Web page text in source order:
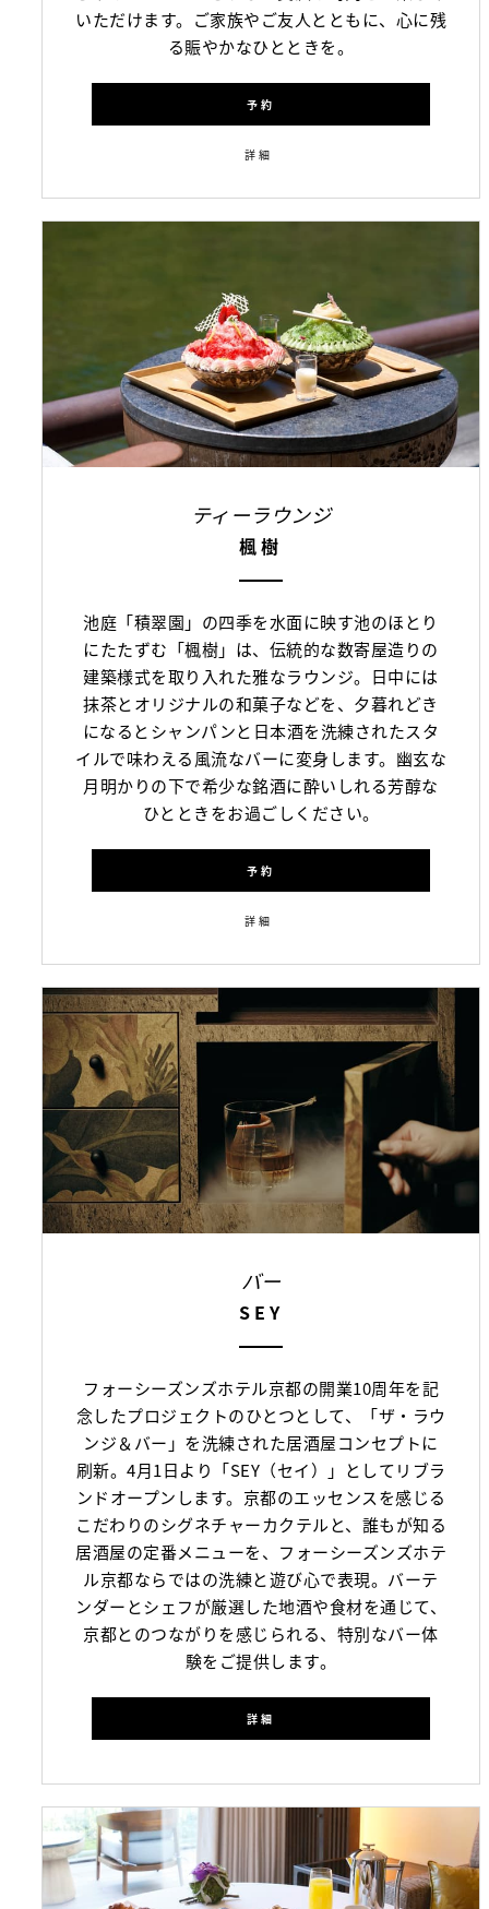
いただけます。ご家族やご友人とともに、心に残
る賑やかなひとときを。
予約
詳細
ティーラウンジ
楓樹
池庭「積翠園」の四季を水面に映す池のほとり
にたたずむ「楓樹」は、伝統的な数寄屋造りの
建築様式を取り入れた雅なラウンジ。日中には
抹茶とオリジナルの和菓子などを、夕暮れどき
になるとシャンパンと日本酒を洗練されたスタ
イルで味わえる風流なバーに変身します。幽玄な
月明かりの下で希少な銘酒に酔いしれる芳醇な
ひとときをお過ごしください。
予約
詳細
バー
SEY
フォーシーズンズホテル京都の開業10周年を記
念したプロジェクトのひとつとして、「ザ・ラウ
ンジ＆バー」を洗練された居酒屋コンセプトに
刷新。4月1日より「SEY（セイ）」としてリブラ
ンドオープンします。京都のエッセンスを感じる
こだわりのシグネチャーカクテルと、誰もが知る
居酒屋の定番メニューを、フォーシーズンズホテ
ル京都ならではの洗練と遊び心で表現。バーテ
ンダーとシェフが厳選した地酒や食材を通じて、
京都とのつながりを感じられる、特別なバー体
験をご提供します。
詳細